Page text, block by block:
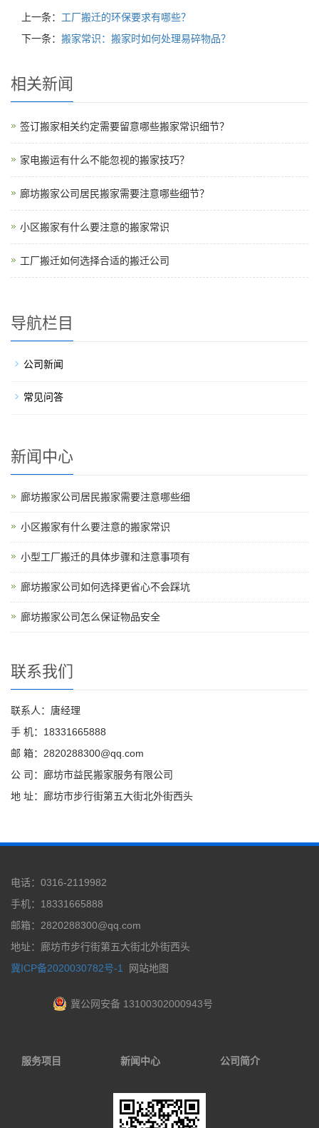
上一条： 工厂搬迁的环保要求有哪些？
下一条： 搬家常识：搬家时如何处理易碎物品？
相关新闻
签订搬家相关约定需要留意哪些搬家常识细节？
家电搬运有什么不能忽视的搬家技巧？
廊坊搬家公司居民搬家需要注意哪些细节？
小区搬家有什么要注意的搬家常识
工厂搬迁如何选择合适的搬迁公司
导航栏目
公司新闻
常见问答
新闻中心
廊坊搬家公司居民搬家需要注意哪些细
小区搬家有什么要注意的搬家常识
小型工厂搬迁的具体步骤和注意事项有
廊坊搬家公司如何选择更省心不会踩坑
廊坊搬家公司怎么保证物品安全
联系我们
联系人：唐经理
手 机：18331665888
邮 箱：2820288300@qq.com
公 司：廊坊市益民搬家服务有限公司
地 址：廊坊市步行街第五大街北外街西头
电话：0316-2119982
手机：18331665888
邮箱：2820288300@qq.com
地址：廊坊市步行街第五大街北外街西头
冀ICP备2020030782号-1
网站地图
冀公网安备 13100302000943号
服务项目 新闻中心 公司简介